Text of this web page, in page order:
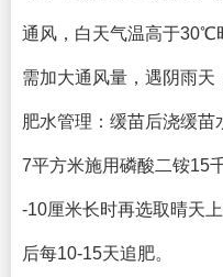
通风，白天气温高于30℃
需加大通风量，遇阴雨天
肥水管理：缓苗后浇缓
7平方米施用磷酸二铵15
-10厘米长时再选取晴天
后每10-15天追肥。